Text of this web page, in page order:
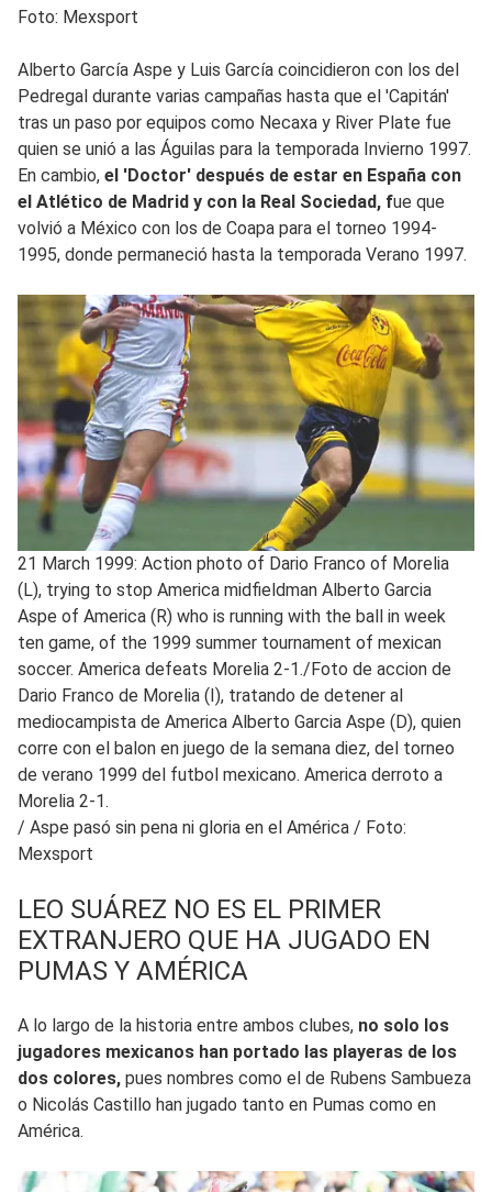
Foto: Mexsport
Alberto García Aspe y Luis García coincidieron con los del
Pedregal durante varias campañas hasta que el 'Capitán'
tras un paso por equipos como Necaxa y River Plate fue
quien se unió a las Águilas para la temporada Invierno 1997.
En cambio, el 'Doctor' después de estar en España con
el Atlético de Madrid y con la Real Sociedad, fue que
volvió a México con los de Coapa para el torneo 1994-
1995, donde permaneció hasta la temporada Verano 1997.
21 March 1999: Action photo of Dario Franco of Morelia
(L), trying to stop America midfieldman Alberto Garcia
Aspe of America (R) who is running with the ball in week
ten game, of the 1999 summer tournament of mexican
soccer. America defeats Morelia 2-1./Foto de accion de
Dario Franco de Morelia (I), tratando de detener al
mediocampista de America Alberto Garcia Aspe (D), quien
corre con el balon en juego de la semana diez, del torneo
de verano 1999 del futbol mexicano. America derroto a
Morelia 2-1.
/ Aspe pasó sin pena ni gloria en el América / Foto:
Mexsport
LEO SUÁREZ NO ES EL PRIMER
EXTRANJERO QUE HA JUGADO EN
PUMAS Y AMÉRICA
A lo largo de la historia entre ambos clubes, no solo los
jugadores mexicanos han portado las playeras de los
dos colores, pues nombres como el de Rubens Sambueza
o Nicolás Castillo han jugado tanto en Pumas como en
América.